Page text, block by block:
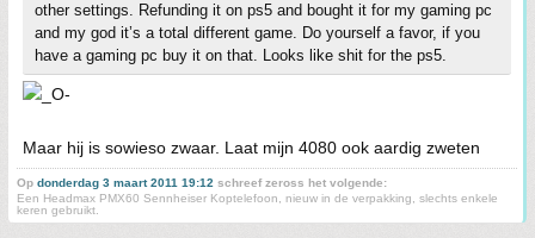
other settings. Refunding it on ps5 and bought it for my gaming pc
and my god it’s a total different game. Do yourself a favor, if you
have a gaming pc buy it on that. Looks like shit for the ps5.
Maar hij is sowieso zwaar. Laat mijn 4080 ook aardig zweten
Op donderdag 3 maart 2011 19:12 schreef zeross het volgende:
Een Headmax PMX60 Sennheiser Koptelefoon, nieuw in de verpakking, slechts enkele
keren gebruikt.